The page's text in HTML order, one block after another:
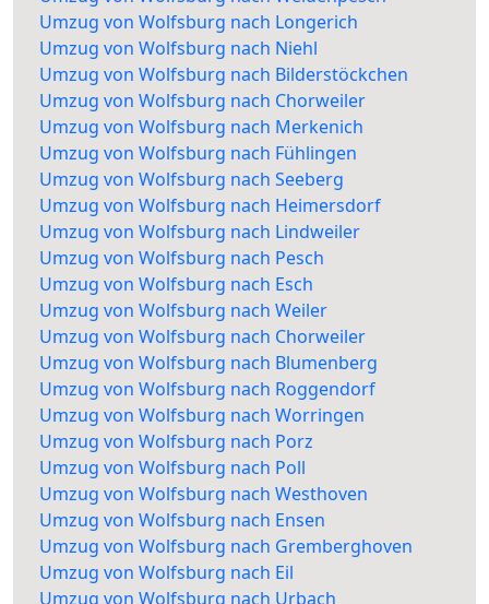
Umzug von Wolfsburg nach Longerich
Umzug von Wolfsburg nach Niehl
Umzug von Wolfsburg nach Bilderstöckchen
Umzug von Wolfsburg nach Chorweiler
Umzug von Wolfsburg nach Merkenich
Umzug von Wolfsburg nach Fühlingen
Umzug von Wolfsburg nach Seeberg
Umzug von Wolfsburg nach Heimersdorf
Umzug von Wolfsburg nach Lindweiler
Umzug von Wolfsburg nach Pesch
Umzug von Wolfsburg nach Esch
Umzug von Wolfsburg nach Weiler
Umzug von Wolfsburg nach Chorweiler
Umzug von Wolfsburg nach Blumenberg
Umzug von Wolfsburg nach Roggendorf
Umzug von Wolfsburg nach Worringen
Umzug von Wolfsburg nach Porz
Umzug von Wolfsburg nach Poll
Umzug von Wolfsburg nach Westhoven
Umzug von Wolfsburg nach Ensen
Umzug von Wolfsburg nach Gremberghoven
Umzug von Wolfsburg nach Eil
Umzug von Wolfsburg nach Urbach